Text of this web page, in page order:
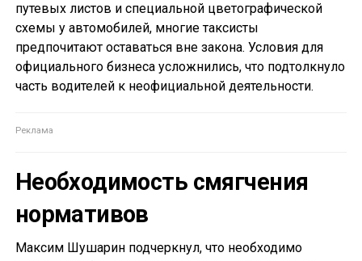
путевых листов и специальной цветографической
схемы у автомобилей, многие таксисты
предпочитают оставаться вне закона. Условия для
официального бизнеса усложнились, что подтолкнуло
часть водителей к неофициальной деятельности.
Необходимость смягчения
нормативов
Максим Шушарин подчеркнул, что необходимо